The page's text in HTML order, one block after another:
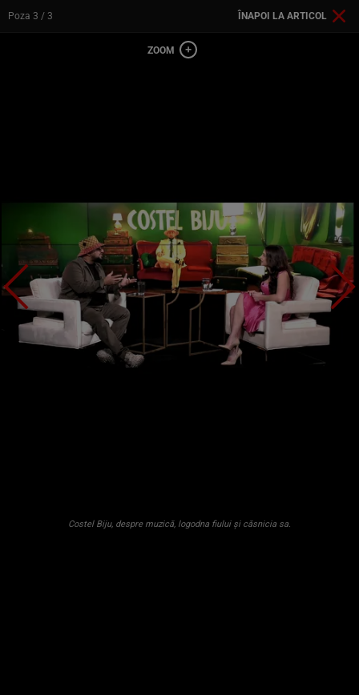
Poza 3 / 3 ÎNAPOI LA ARTICOL
Costel Biju, despre muzică, logodna fiului și căsnicia sa.